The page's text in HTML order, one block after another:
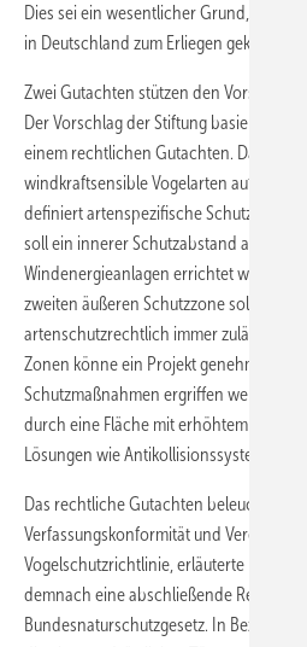
Dies sei ein wesentlicher Grund, warum
in Deutschland zum Erliegen gekommen
Zwei Gutachten stützen den Vorschlag
Der Vorschlag der Stiftung basiert auf
einem rechtlichen Gutachten. Das
windkraftsensible Vogelarten auf, deren
definiert artenspezifische
soll ein innerer Schutzabstand als
Windenergieanlagen errichtet werden
zweiten äußeren Schutzzone soll
artenschutzrechtlich immer zulässig
Zonen könne ein Projekt genehmigt
Schutzmaßnahmen ergriffen werden,
durch eine Fläche mit erhöhtem
Lösungen wie Antikollisionssysteme.
Das rechtliche Gutachten beleuchtet
Verfassungskonformität und
Vogelschutzrichtlinie, erläuterte Baake.
demnach eine abschließende Regelung
Bundesnaturschutzgesetz. In Bezug auf